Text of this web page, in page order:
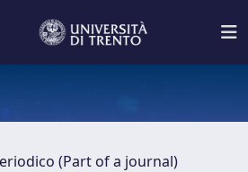
(Part of a journal)